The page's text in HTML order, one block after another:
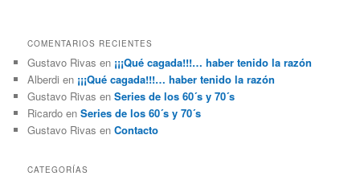
COMENTARIOS RECIENTES
Gustavo Rivas en ¡¡¡Qué cagada!!!… haber tenido la razón
Alberdi en ¡¡¡Qué cagada!!!… haber tenido la razón
Gustavo Rivas enSeries de los 60´s y 70´s
Ricardo enSeries de los 60´s y 70´s
Gustavo Rivas enContacto
CATEGORÍAS